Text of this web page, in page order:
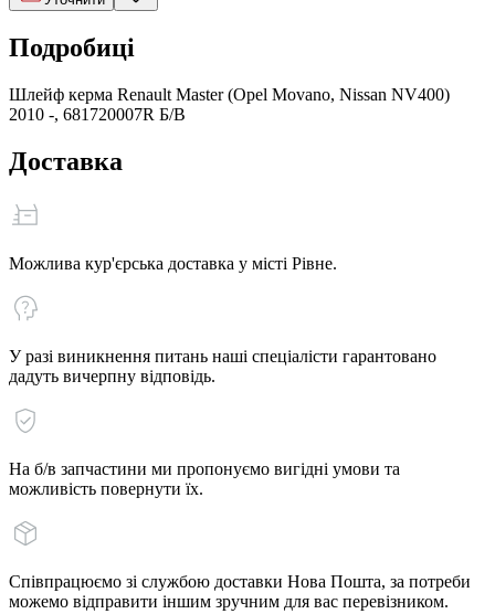
Подробиці
Шлейф керма Renault Master (Opel Movano, Nissan NV400)
2010 -, 681720007R Б/В
Доставка
Можлива кур'єрська доставка у місті Рівне.
У разі виникнення питань наші спеціалісти гарантовано
дадуть вичерпну відповідь.
На б/в запчастини ми пропонуємо вигідні умови та
можливість повернути їх.
Співпрацюємо зі службою доставки Нова Пошта, за потреби
можемо відправити іншим зручним для вас перевізником.